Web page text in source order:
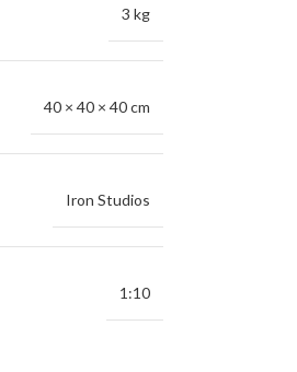
3 kg
40 × 40 × 40 cm
Iron Studios
1:10